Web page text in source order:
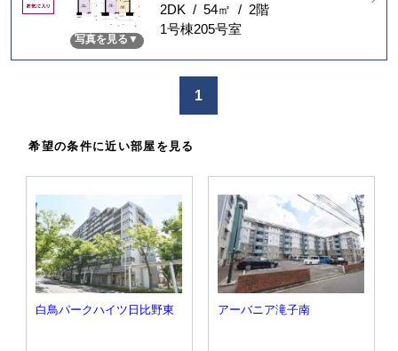
気
り
写真を見る
2DK / 54㎡ / 2階
1号棟205号室
1
希望の条件に近い部屋を見る
白鳥パークハイツ日比野東 アーバニア滝子南